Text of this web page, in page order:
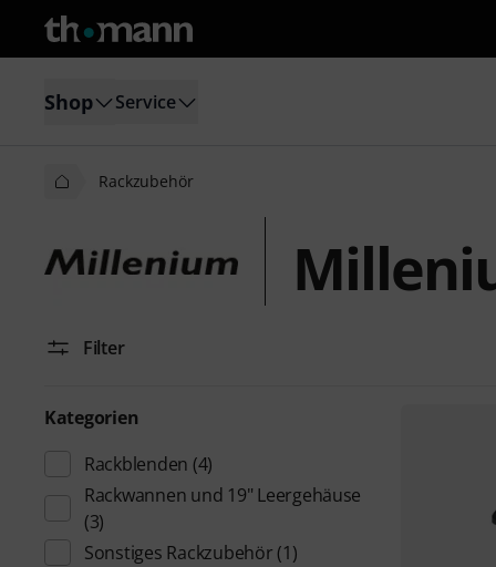
Shop Service
Rackzubehör
Filter
Kategorien
Rackblenden (4)
Rackwannen und 19" Leergehäuse
(3)
Sonstiges Rackzubehör (1)